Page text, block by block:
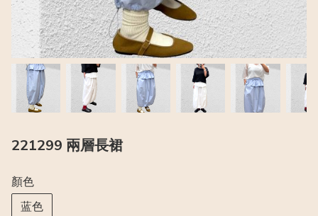
221299 兩層長裙
顏色
蓝色